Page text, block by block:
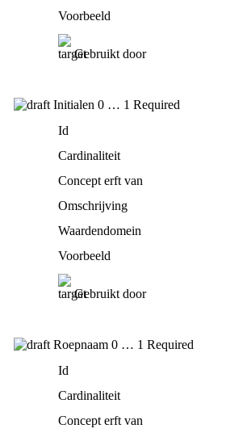
Voorbeeld
Gebruikt door
Initialen 0 … 1 Required
Id
Cardinaliteit
Concept erft van
Omschrijving
Waardendomein
Voorbeeld
Gebruikt door
Roepnaam 0 … 1 Required
Id
Cardinaliteit
Concept erft van